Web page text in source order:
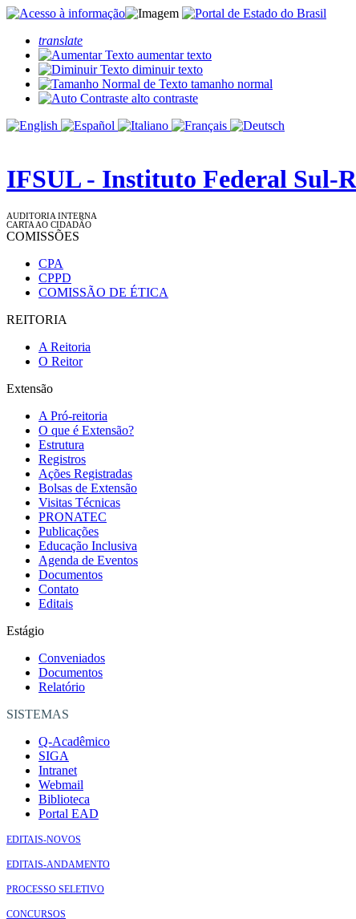
translate
aumentar texto
diminuir texto
tamanho normal
alto contraste
IFSUL - Instituto Federal Sul-
AUDITORIA INTERNA
CARTA AO CIDADÃO
COMISSÕES
CPA
CPPD
COMISSÃO DE ÉTICA
REITORIA
A Reitoria
O Reitor
Extensão
A Pró-reitoria
O que é Extensão?
Estrutura
Registros
Ações Registradas
Bolsas de Extensão
Visitas Técnicas
PRONATEC
Publicações
Educação Inclusiva
Agenda de Eventos
Documentos
Contato
Editais
Estágio
Conveniados
Documentos
Relatório
SISTEMAS
Q-Acadêmico
SIGA
Intranet
Webmail
Biblioteca
Portal EAD
EDITAIS-NOVOS
EDITAIS-ANDAMENTO
PROCESSO SELETIVO
CONCURSOS